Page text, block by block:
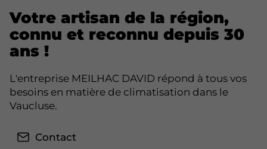
Votre artisan de la région,
connu et reconnu depuis 30
ans !
L'entreprise MEILHAC DAVID répond à tous vos
besoins en matière de climatisation dans le
Vaucluse.
Contact